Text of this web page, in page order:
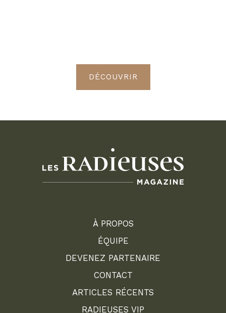
DÉCOUVRIR
À PROPOS
ÉQUIPE
DEVENEZ PARTENAIRE
CONTACT
ARTICLES RÉCENTS
RADIEUSES VIP